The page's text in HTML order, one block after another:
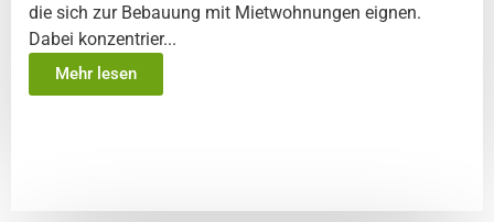
die sich zur Bebauung mit Mietwohnungen eignen.
Dabei konzentrier...
Mehr lesen